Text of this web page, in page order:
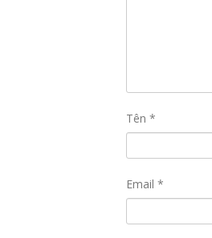
Tên *
Email *